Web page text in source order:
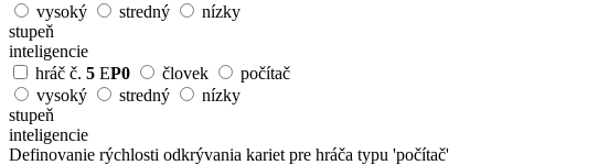
vysoký
stredný
nízky
stupeň
inteligencie
hráč č. 5 EP0 človek
počítač
vysoký
stredný
nízky
stupeň
inteligencie
Definovanie rýchlosti odkrývania kariet pre hráča typu 'počítač'